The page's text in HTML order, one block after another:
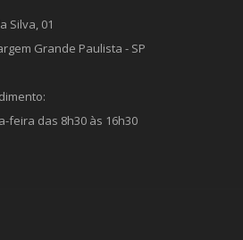
Silva, 01
Grande Paulista - SP
feira das 8h30 às 16h30